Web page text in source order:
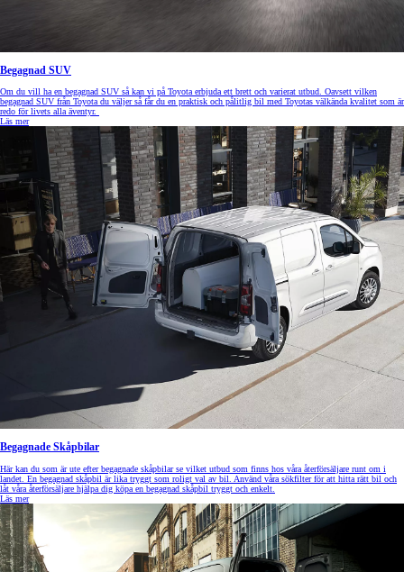
Begagnad SUV
Om du vill ha en begagnad SUV så kan vi på Toyota erbjuda ett brett och varierat utbud. Oavsett vilken
begagnad SUV från Toyota du väljer så får du en praktisk och pålitlig bil med Toyotas välkända kvalitet som är
redo för livets alla äventyr.
Läs mer
Begagnade Skåpbilar
Här kan du som är ute efter begagnade skåpbilar se vilket utbud som finns hos våra återförsäljare runt om i
landet. En begagnad skåpbil är lika tryggt som roligt val av bil. Använd våra sökfilter för att hitta rätt bil och
låt våra återförsäljare hjälpa dig köpa en begagnad skåpbil tryggt och enkelt.
Läs mer